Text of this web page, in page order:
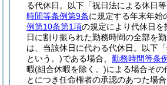
る代休日。以下「祝日法による休日
時間等条例第9条に規定する年末年始
例第10条第1項の規定により代休日
日に割り振られた勤務時間の全部を
は、当該休日に代わる代休日。以下「
という。)である場合、 勤務時間等条
暇(組合休暇を除く。)による場合その
とにつき任命権者の承認のあつた場